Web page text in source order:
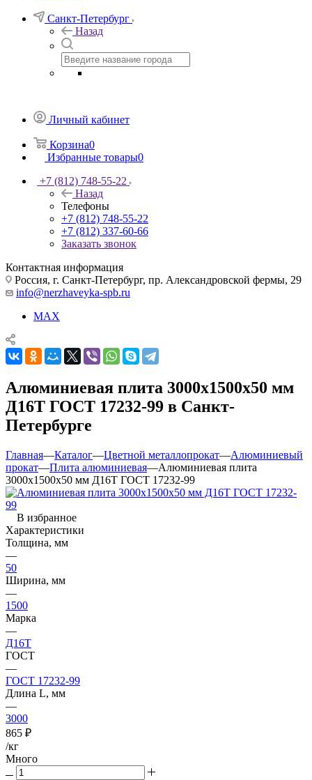
Санкт-Петербург
Назад
Личный кабинет
Корзина0
Избранные товары0
+7 (812) 748-55-22
Назад
Телефоны
+7 (812) 748-55-22
+7 (812) 337-60-66
Заказать звонок
Контактная информация
Россия, г. Санкт-Петербург, пр. Александровской фермы, 29
info@nerzhaveyka-spb.ru
MAX
Алюминиевая плита 3000х1500х50 мм
Д16Т ГОСТ 17232-99 в Санкт-
Петербурге
Главная—Каталог—Цветной металлопрокат—Алюминиевый
прокат—Плита алюминиевая—Алюминиевая плита
3000х1500х50 мм Д16Т ГОСТ 17232-99
В избранное
Характеристики
Толщина, мм
—
50
Ширина, мм
—
1500
Марка
—
Д16Т
ГОСТ
—
ГОСТ 17232-99
Длина L, мм
—
3000
865 ₽
/кг
Много